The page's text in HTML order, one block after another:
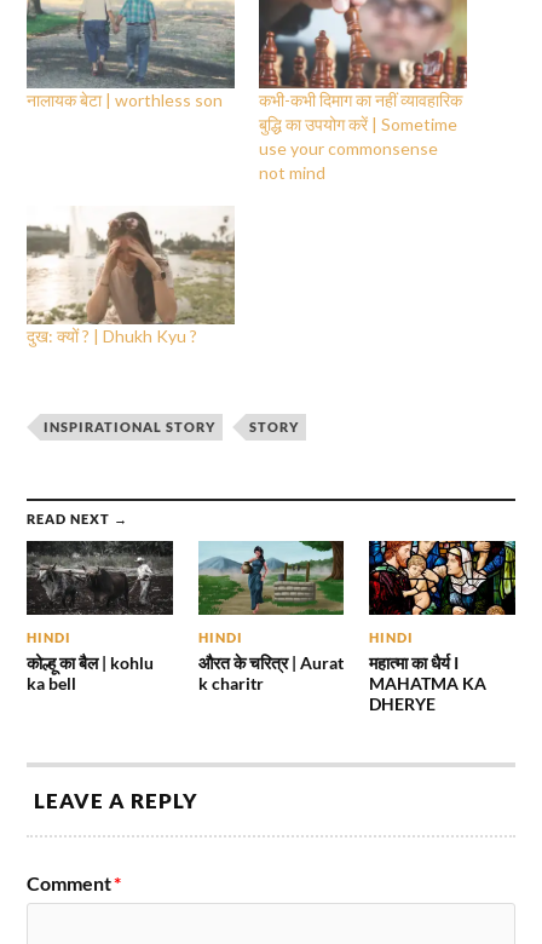
नालायक बेटा | worthless son
कभी-कभी दिमाग का नहीं व्यावहारिक
बुद्धि का उपयोग करें | Sometime
use your commonsense
not mind
दुख: क्यों ? | Dhukh Kyu ?
INSPIRATIONAL STORY STORY
READ NEXT →
HINDI
कोल्हू का बैल | kohlu
ka bell
HINDI
औरत के चरित्र | Aurat
k charitr
HINDI
महात्मा का धैर्य I
MAHATMA KA
DHERYE
LEAVE A REPLY
Comment*